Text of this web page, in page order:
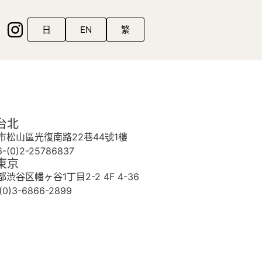
日 EN 繁
北
松山區光復南路22巷44號1樓
(0)2-25786837
京
渋谷区幡ヶ谷1丁目2-2 4F 4-36
6866-2899